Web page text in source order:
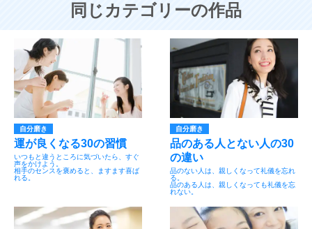
同じカテゴリーの作品
自分磨き
運が良くなる30の習慣
いつもと違うところに気づいたら、すぐ
声をかけよう。
相手のセンスを褒めると、ますます喜ば
れる。
自分磨き
品のある人とない人の30
の違い
品のない人は、親しくなって礼儀を忘れ
る。
品のある人は、親しくなっても礼儀を忘
れない。